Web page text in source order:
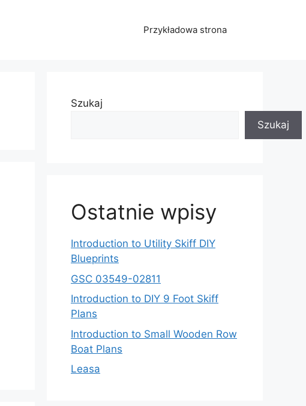
Przykładowa strona
Szukaj
Szukaj
Ostatnie wpisy
Introduction to Utility Skiff DIY
Blueprints
GSC 03549-02811
Introduction to DIY 9 Foot Skiff
Plans
Introduction to Small Wooden Row
Boat Plans
Leasa